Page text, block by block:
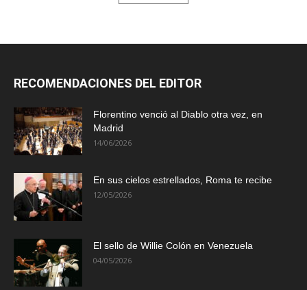
RECOMENDACIONES DEL EDITOR
Florentino venció al Diablo otra vez, en
Madrid
14/06/2026
En sus cielos estrellados, Roma te recibe
12/05/2026
El sello de Willie Colón en Venezuela
04/05/2026